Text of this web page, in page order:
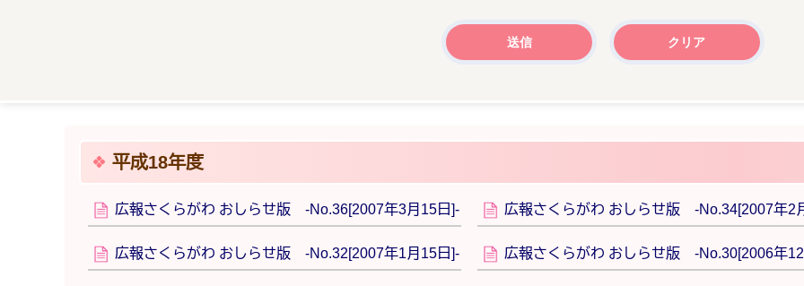
平成18年度
広報さくらがわ おしらせ版 -No.36[2007年3月15日]- 広報さくらがわ おしらせ版 -No.34[2007年2
広報さくらがわ おしらせ版 -No.32[2007年1月15日]- 広報さくらがわ おしらせ版 -No.30[2006年